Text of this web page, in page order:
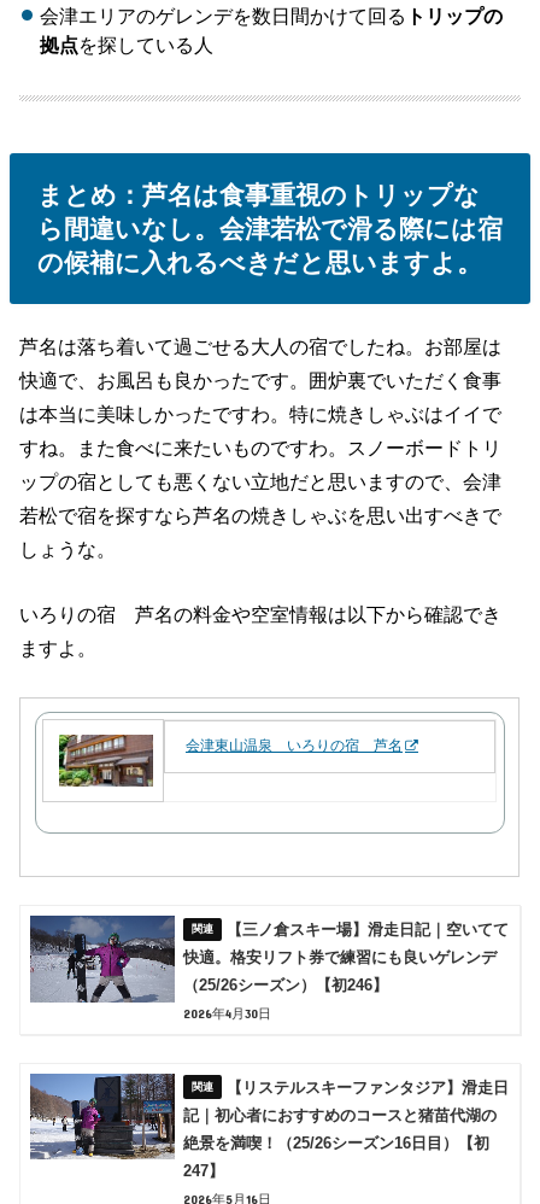
会津エリアのゲレンデを数日間かけて回る トリップの
拠点を探している人
まとめ：芦名は食事重視のトリップな
ら間違いなし。会津若松で滑る際には宿
の候補に入れるべきだと思いますよ。
芦名は落ち着いて過ごせる大人の宿でしたね。お部屋は
快適で、お風呂も良かったです。囲炉裏でいただく食事
は本当に美味しかったですわ。特に焼きしゃぶはイイで
すね。また食べに来たいものですわ。スノーボードトリ
ップの宿としても悪くない立地だと思いますので、会津
若松で宿を探すなら芦名の焼きしゃぶを思い出すべきで
しょうな。
いろりの宿 芦名の料金や空室情報は以下から確認でき
ますよ。
会津東山温泉 いろりの宿 芦名
【三ノ倉スキー場】滑走日記｜空いてて
快適。格安リフト券で練習にも良いゲレンデ
（25/26シーズン）【初246】
2026年4月30日
【リステルスキーファンタジア】滑走日
記｜初心者におすすめのコースと猪苗代湖の
絶景を満喫！（25/26シーズン16日目）【初
247】
2026年5月16日